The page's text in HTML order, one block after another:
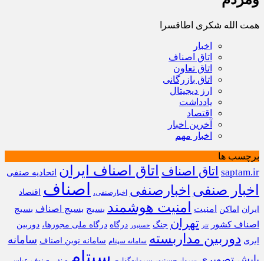
همت الله شکری اطاقسرا
اخبار
اتاق اصناف
اتاق تعاون
اتاق بازرگانی
ارز دیجیتال
یادداشت
اقتصاد
آخرین اخبار
اخبار مهم
برچسب ها
saptam.ir اتاق اصناف اتاق اصناف ایران اتحادیه صنفی
اخبار صنفی اخبارصنفی اخبارصنفی، اصناف
اقتصاد
ایران
اماکن امنیت امنیت هوشمند بسیج بسیج اصناف بسیج
اصناف کشور
تتر تهران جنگ حسنپور درگاه درگاه ملی مجوزها، دوربین
ابری دوربین مداربسته سامانه سپتام سامانه نوین اصناف سامانه
سپتام